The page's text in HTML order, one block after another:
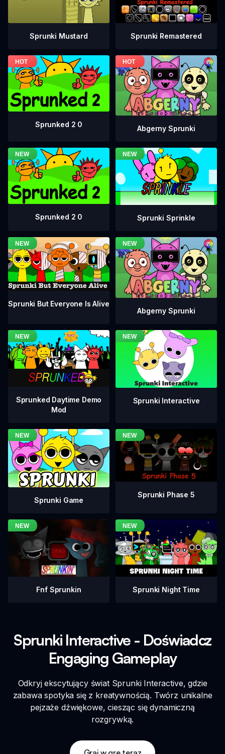
Sprunki Mustard Sprunki Remastered
Sprunked 2 0
Abgerny Sprunki
Sprunked 2 0 Sprunki Sprinkle
Sprunki But Everyone Is Alive
Abgerny Sprunki
Sprunked Daytime Demo
Mod
Sprunki Interactive
Sprunki Game
Sprunki Phase 5
Fnf Sprunkin Sprunki Night Time
Sprunki Interactive - Doświadcz
Engaging Gameplay
Odkryj ekscytujący świat Sprunki Interactive, gdzie
zabawa spotyka się z kreatywnością. Twórz unikalne
pejzaże dźwiękowe, ciesząc się dynamiczną
rozgrywką.